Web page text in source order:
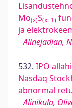
Mo(x)S(x+1)
ja
Alinejadian,
532. IPO
Nasdaq
abnormal
Alinikula,